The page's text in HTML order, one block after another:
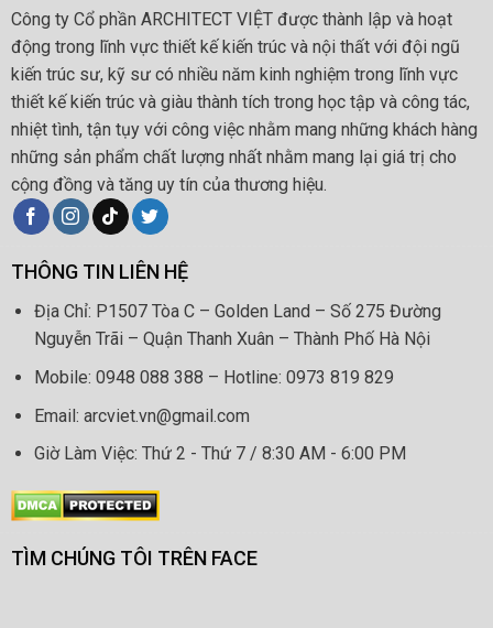
Công ty Cổ phần ARCHITECT VIỆT được thành lập và hoạt
động trong lĩnh vực thiết kế kiến trúc và nội thất với đội ngũ
kiến trúc sư, kỹ sư có nhiều năm kinh nghiệm trong lĩnh vực
thiết kế kiến trúc và giàu thành tích trong học tập và công tác,
nhiệt tình, tận tụy với công việc nhằm mang những khách hàng
những sản phẩm chất lượng nhất nhằm mang lại giá trị cho
cộng đồng và tăng uy tín của thương hiệu.
THÔNG TIN LIÊN HỆ
Địa Chỉ: P1507 Tòa C – Golden Land – Số 275 Đường
Nguyễn Trãi – Quận Thanh Xuân – Thành Phố Hà Nội
Mobile: 0948 088 388 – Hotline: 0973 819 829
Email: arcviet.vn@gmail.com
Giờ Làm Việc: Thứ 2 - Thứ 7 / 8:30 AM - 6:00 PM
TÌM CHÚNG TÔI TRÊN FACE